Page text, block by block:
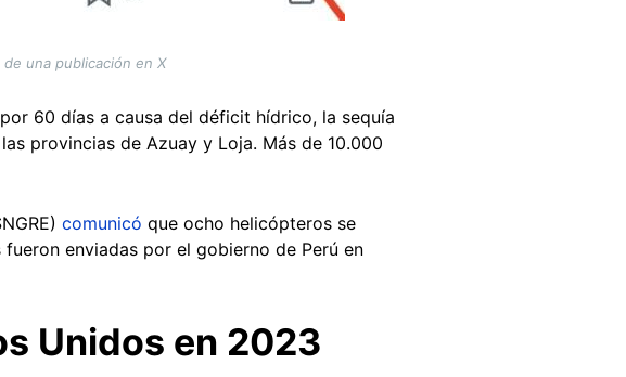
una publicación en X
por 60 días a causa del déficit hídrico, la sequía
provincias de Azuay y Loja. Más de 10.000
comunicó que ocho helicópteros se
enviadas por el gobierno de Perú en
Unidos en 2023